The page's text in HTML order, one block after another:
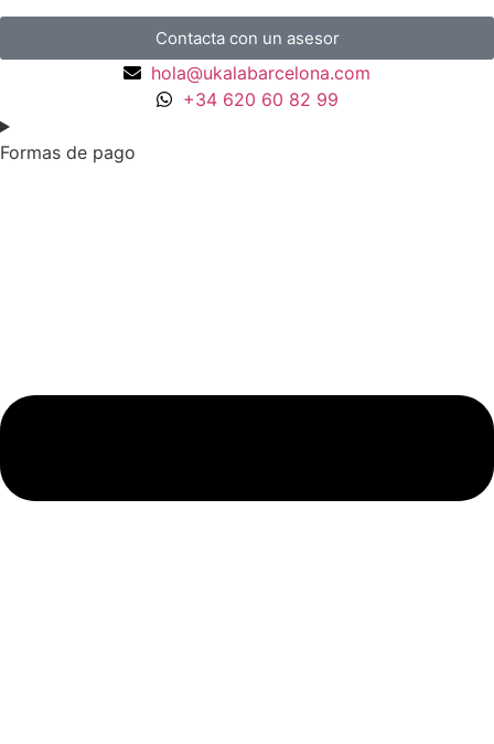
Contacta con un asesor
hola@ukalabarcelona.com
+34 620 60 82 99
Formas de pago